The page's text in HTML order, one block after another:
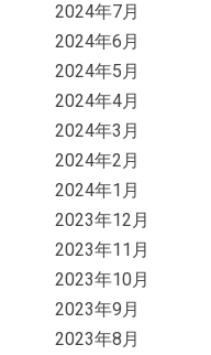
2024年7月
2024年6月
2024年5月
2024年4月
2024年3月
2024年2月
2024年1月
2023年12月
2023年11月
2023年10月
2023年9月
2023年8月